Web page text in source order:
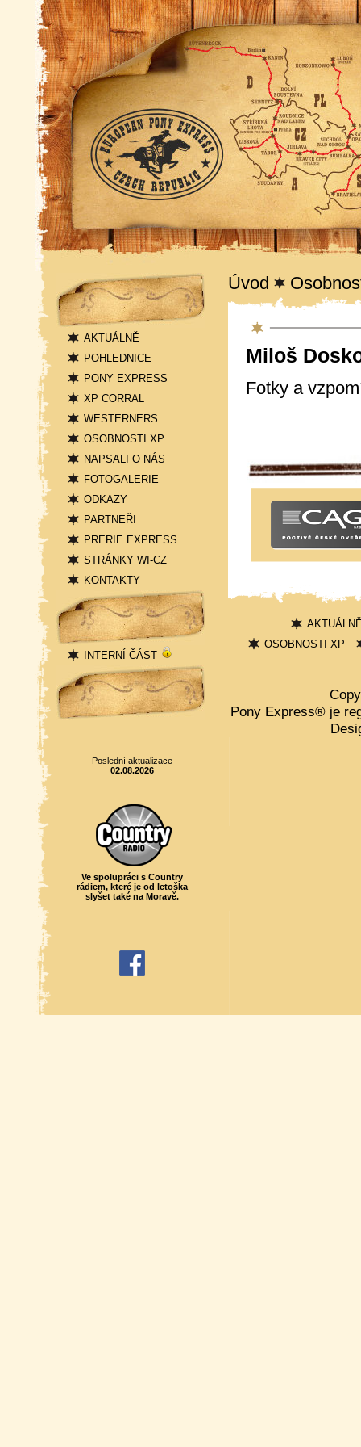
Navigace
AKTUÁLNĚ
POHLEDNICE
PONY EXPRESS
XP CORRAL
WESTERNERS
OSOBNOSTI XP
NAPSALI O NÁS
FOTOGALERIE
ODKAZY
PARTNEŘI
PRERIE EXPRESS
STRÁNKY WI-CZ
KONTAKTY
Přihlášení
INTERNÍ ČÁST
Statistika
Poslední aktualizace
02.08.2026
Ve spolupráci s Country
rádiem, které je od letoška
slyšet také na Moravě.
Úvod
Pony Express
Miloš
Fotky a
OSOBNOSTI XP
Pony Express® je